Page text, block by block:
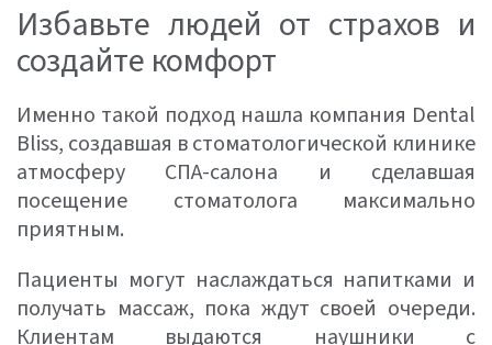
Избавьте людей от страхов и
создайте комфорт
Именно такой подход нашла компания Dental
Bliss, создавшая в стоматологической клинике
атмосферу СПА-салона и сделавшая
посещение стоматолога максимально
приятным.
Пациенты могут наслаждаться напитками и
получать массаж, пока ждут своей очереди.
Клиентам выдаются наушники с